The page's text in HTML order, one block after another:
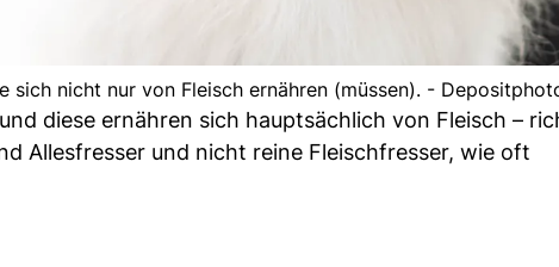
sich nicht nur von Fleisch ernähren (müssen). -
diese ernähren sich hauptsächlich von Fleisch –
Allesfresser und nicht reine Fleischfresser, wie oft